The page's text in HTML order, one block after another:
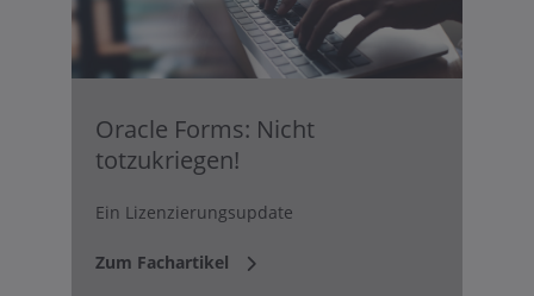
Oracle Forms: Nicht
totzukriegen!
Ein Lizenzierungsupdate
Zum Fachartikel